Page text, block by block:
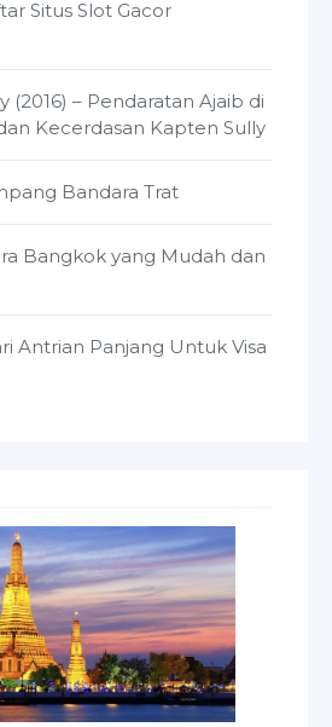
Situs Slot Gacor
(2016) – Pendaratan Ajaib di
Kecerdasan Kapten Sully
Bandara Trat
Bangkok yang Mudah dan
Antrian Panjang Untuk Visa